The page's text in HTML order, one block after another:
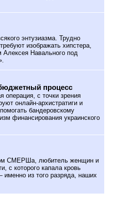
энтузиазма. Трудно
изображать хипстера,
Алексея Навального под
процесс
операция, с точки зрения
онлайн-архистратиги и
бандеровскому
финансирования украинского
СМЕРШа, любитель женщин и
с которого капала кровь
именно из того разряда, наших